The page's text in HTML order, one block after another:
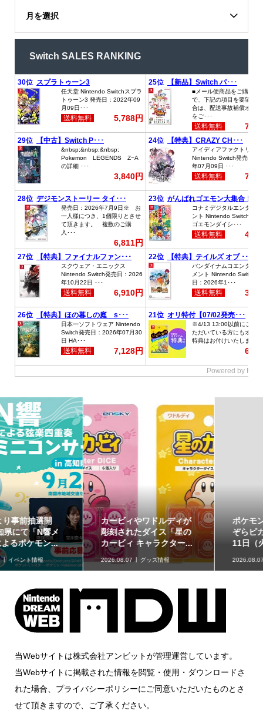
月を選択
Switch SALES RANKING
ポケモン天文台の「ほし
ぞらピカチュウ」が8月
11日（火・祝）のオリ...
2026.08.07 イベント情報
8月13日（木）より『ぽ
こ あ ポケモン』イベント
「ヒンバスのきれいな...
2026.08.07
ゲームソフトニュー
ス
当Webサイトは株式会社アンビットが管理運営しています。
当Webサイトに掲載された情報を閲覧・使用・ダウンロードさ
れた場合、プライバシーポリシーにご同意いただいたものとさ
せて頂きますので、ご了承ください。